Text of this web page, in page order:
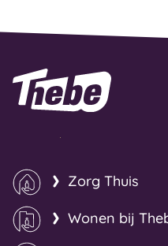
Naar homepage
Zorg Thuis
Wonen bij